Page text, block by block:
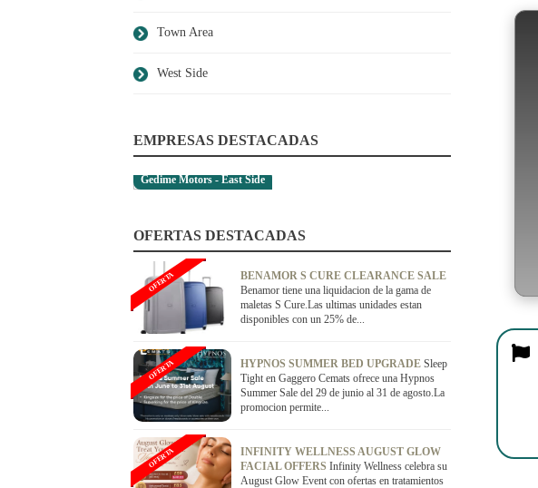
Town Area
West Side
EMPRESAS DESTACADAS
Gedime Motors - East Side
OFERTAS DESTACADAS
BENAMOR S CURE CLEARANCE SALE
Benamor tiene una liquidacion de la gama de
maletas S Cure.Las ultimas unidades estan
disponibles con un 25% de...
OFERTA
HYPNOS SUMMER BED UPGRADE Sleep
Tight en Gaggero Cemats ofrece una Hypnos
Summer Sale del 29 de junio al 31 de agosto.La
promocion permite...
OFERTA
INFINITY WELLNESS AUGUST GLOW
FACIAL OFFERS Infinity Wellness celebra su
August Glow Event con ofertas en tratamientos
OFERTA